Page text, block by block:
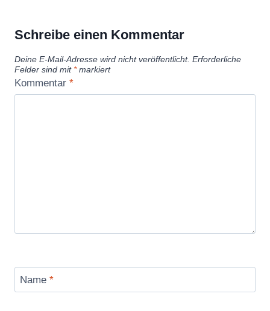
Schreibe einen Kommentar
Deine E-Mail-Adresse wird nicht veröffentlicht. Erforderliche
Felder sind mit *markiert
Kommentar *
Name *